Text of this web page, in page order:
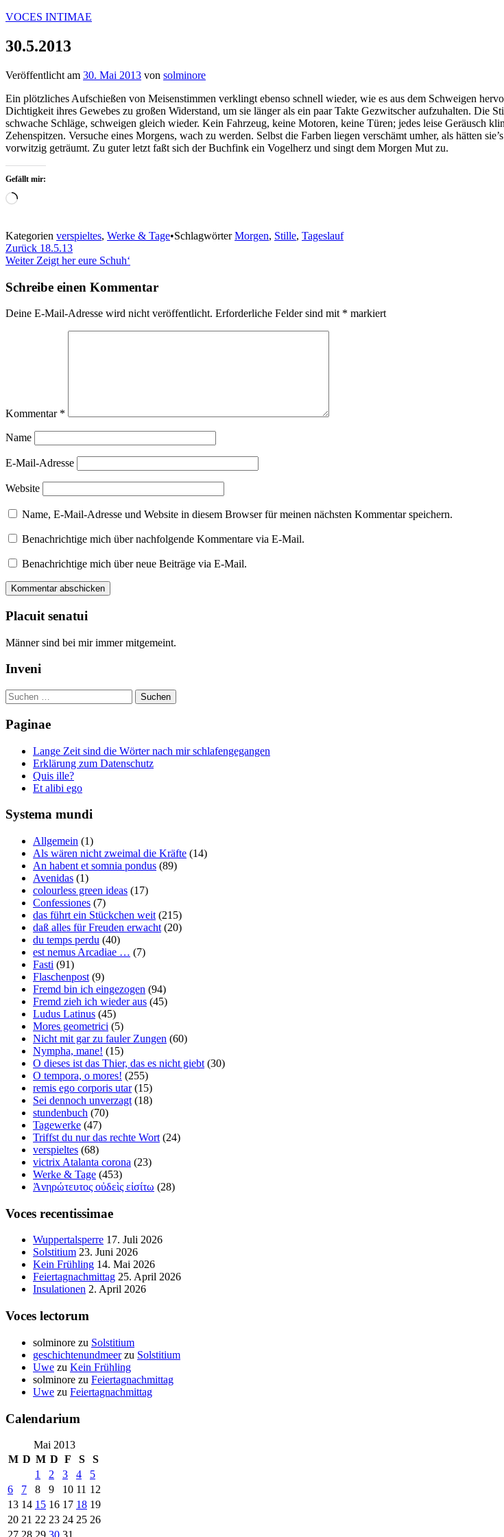
Zum
springen
VOCES INTIMAE
30.5.2013
Veröffentlicht am 30. Mai 2013 von solminore
Ein plötzliches Aufschießen von Meisenstimmen verklingt ebenso schnell wieder, wie es aus dem Schweigen
Dichtigkeit ihres Gewebes zu großen Widerstand, um sie länger als ein paar Takte Gezwitscher aufzuhalten. Die
schwache Schläge, schweigen gleich wieder. Kein Fahrzeug, keine Motoren, keine Türen; jedes leise Geräusch
Zehenspitzen. Versuche eines Morgens, wach zu werden. Selbst die Farben liegen verschämt umher, als hätten
vorwitzig geträumt. Zu guter letzt faßt sich der Buchfink ein Vogelherz und singt dem Morgen Mut zu.
Gefällt mir:
Wird
Kategorien verspieltes, Werke & Tage•SchlagwörterMorgen, Stille, Tageslauf
Beitragsnavigation
Zurück 18.5.13
Weiter Zeigt her eure Schuh‘
Schreibe einen Kommentar
Deine E-Mail-Adresse wird nicht veröffentlicht. Erforderliche Felder sind mit * markiert
Kommentar *
Name
E-Mail-Adresse
Website
Name, E-Mail-Adresse und Website in diesem Browser für meinen nächsten Kommentar speichern.
Benachrichtige mich über nachfolgende Kommentare via E-Mail.
Benachrichtige mich über neue Beiträge via E-Mail.
Placuit senatui
Männer sind bei mir immer mitgemeint.
Inveni
Suchen
nach:
Paginae
Lange Zeit sind die Wörter nach mir schlafengegangen
Erklärung zum Datenschutz
Quis ille?
Et alibi ego
Systema mundi
Allgemein (1)
Als wären nicht zweimal die Kräfte (14)
An habent et somnia pondus (89)
Avenidas (1)
colourless green ideas (17)
Confessiones (7)
das führt ein Stückchen weit (215)
daß alles für Freuden erwacht (20)
du temps perdu (40)
est nemus Arcadiae … (7)
Fasti (91)
Flaschenpost (9)
Fremd bin ich eingezogen (94)
Fremd zieh ich wieder aus (45)
Ludus Latinus (45)
Mores geometrici (5)
Nicht mit gar zu fauler Zungen (60)
Nympha, mane! (15)
O dieses ist das Thier, das es nicht giebt (30)
O tempora, o mores! (255)
remis ego corporis utar(15)
Sei dennoch unverzagt (18)
stundenbuch (70)
Tagewerke (47)
Triffst du nur das rechte Wort (24)
verspieltes (68)
victrix Atalanta corona (23)
Werke & Tage (453)
Ἀνηρώτευτος οὐδεὶς εἰσίτω (28)
Voces recentissimae
Wuppertalsperre 17. Juli 2026
Solstitium 23. Juni 2026
Kein Frühling 14. Mai 2026
Feiertagnachmittag 25. April 2026
Insulationen 2. April 2026
Voces lectorum
solminore zu Solstitium
geschichtenundmeerzu Solstitium
Uwe zu Kein Frühling
solminore zu Feiertagnachmittag
Uwe zu Feiertagnachmittag
Calendarium
Mai 2013
M D M D F S
S
1
2 3 4
5
6
7 8 9 10 11 12
13 14 15 16 17 18 19
20 21 22 23 24 25 26